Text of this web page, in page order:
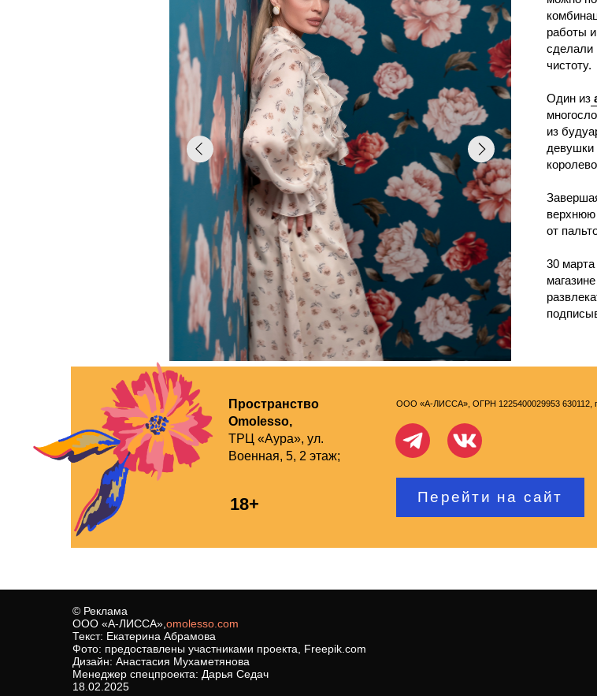
королевой.
Завершая первый
верхнюю одежду, так
от пальто до
30 марта Omolesso
магазине в ТРЦ
развлекательная
подписывайтесь на
ООО «А-ЛИССА», ОГРН 1225400029953 630112, г. Новосибирск,
18+ Перейти на сайт
Пространство
Omolesso,
ТРЦ «Аура», ул.
Военная, 5, 2 этаж;
© Реклама
ООО «А-ЛИССА»,omolesso.com
Текст: Екатерина Абрамова
Фото: предоставлены участниками проекта, Freepik.com
Дизайн: Анастасия Мухаметянова
Менеджер спецпроекта: Дарья Седач
18.02.2025